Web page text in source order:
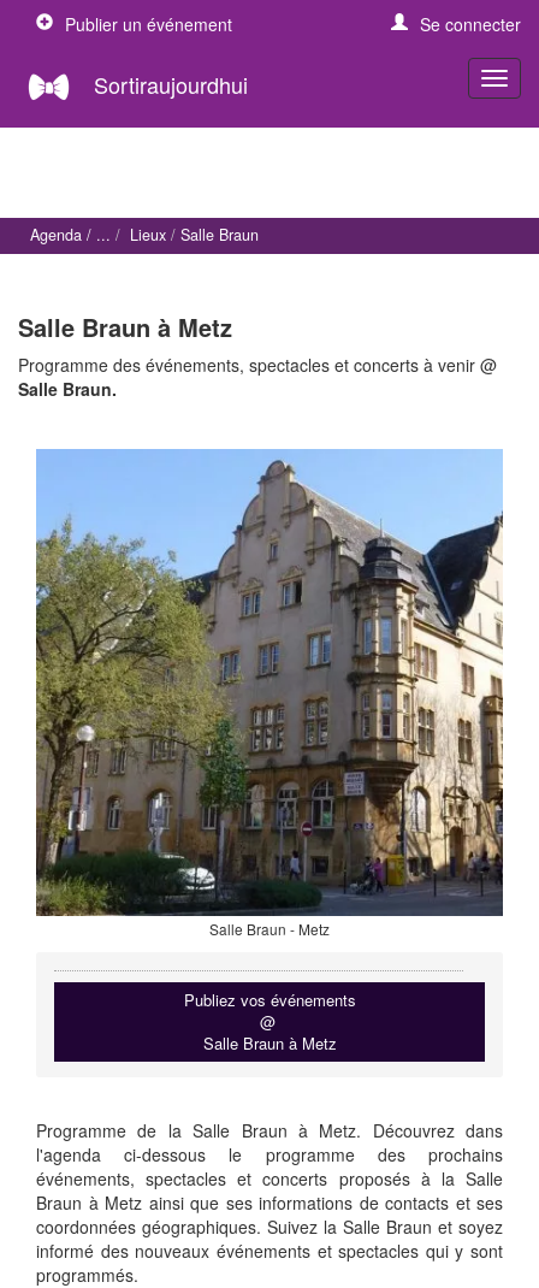
Publier un événement Se connecter
Sortiraujourdhui
Agenda Lieux Salle Braun
Salle Braun à Metz
Programme des événements, spectacles et concerts à venir @
Salle Braun.
Salle Braun - Metz
Publiez vos événements
@
Salle Braun à Metz
Programme de la Salle Braun à Metz. Découvrez dans
l'agenda ci-dessous le programme des prochains
événements, spectacles et concerts proposés à la Salle
Braun à Metz ainsi que ses informations de contacts et ses
coordonnées géographiques. Suivez la Salle Braun et soyez
informé des nouveaux événements et spectacles qui y sont
programmés.